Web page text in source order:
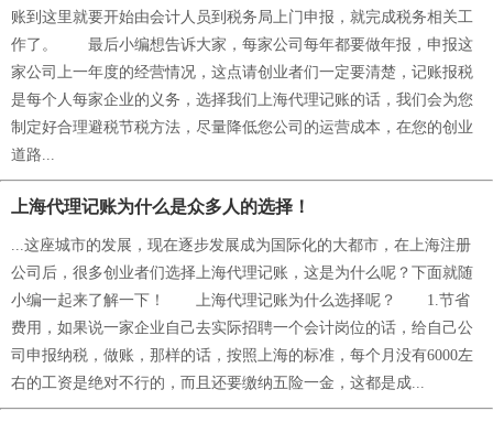
账到这里就要开始由会计人员到税务局上门申报，就完成税务相关工
作了。 最后小编想告诉大家，每家公司每年都要做年报，申报这
家公司上一年度的经营情况，这点请创业者们一定要清楚，记账报税
是每个人每家企业的义务，选择我们上海代理记账的话，我们会为您
制定好合理避税节税方法，尽量降低您公司的运营成本，在您的创业
道路...
上海代理记账为什么是众多人的选择！
...这座城市的发展，现在逐步发展成为国际化的大都市，在上海注册
公司后，很多创业者们选择上海代理记账，这是为什么呢？下面就随
小编一起来了解一下！ 上海代理记账为什么选择呢？ 1.节省
费用，如果说一家企业自己去实际招聘一个会计岗位的话，给自己公
司申报纳税，做账，那样的话，按照上海的标准，每个月没有6000左
右的工资是绝对不行的，而且还要缴纳五险一金，这都是成...